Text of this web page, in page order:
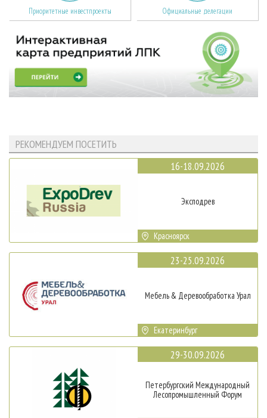
Приоритетные инвестпроекты Официальные делегации
РЕКОМЕНДУЕМ ПОСЕТИТЬ
16-18.09.2026
Эксподрев
Красноярск
23-25.09.2026
Мебель & Деревообработка Урал
Екатеринбург
29-30.09.2026
Петербургский Международный
Лесопромышленный Форум